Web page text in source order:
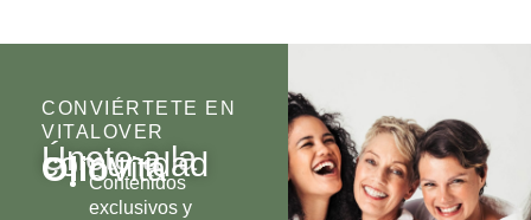
CONVIÉRTETE EN
VITALOVER
Únete a la
comunidad
OlioVita
Contenidos
exclusivos y